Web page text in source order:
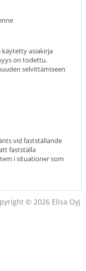
käytetty asiakirja
on todettu.
selvittämiseen
vid fastställande
fastställa
i situationer som
© 2026 Elisa Oyj